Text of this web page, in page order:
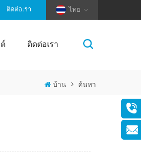
ไทย
ติดต่อเรา
ติดต่อเรา
บ้าน > ค้นหา